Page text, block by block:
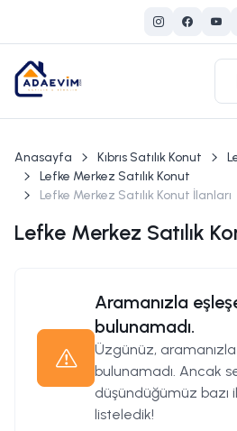
Anasayfa Kıbrıs Satılık Konut
Lefke Merkez Satılık Konut
Lefke Merkez Satılık Konut İlanları
Lefke Merkez Satılık
Aramanızla
bulunamadı.
Üzgünüz,
bulunamadı. Ancak
düşündüğümüz bazı
listeledik!